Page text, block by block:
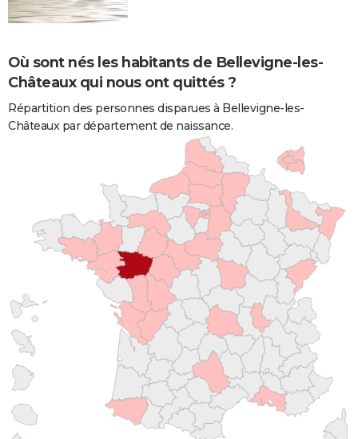
Où sont nés les habitants de Bellevigne-les-
Châteaux qui nous ont quittés ?
Répartition des personnes disparues à Bellevigne-les-
Châteaux par département de naissance.